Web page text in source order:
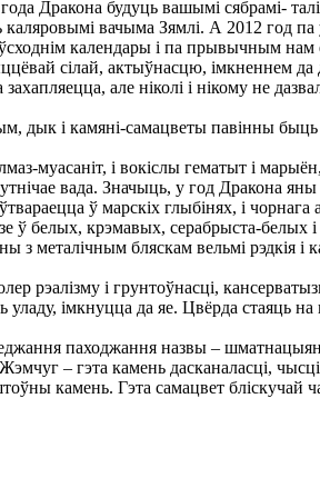
Дракона будуць вашымі сябрамі-
вачыма Зямлі. А 2012 год
календары і па прывычным нам
сілай, актыўнасцю, імкненнем
але ніколі і нікому не
дык і камяні-самацветы павінны
і вокіслы гематыт і
вада. Значыць, у год Дракона
ў марскіх глыбінях, і
белых, крэмавых, серабрыста-белых і
бляскам вельмі рэдкія і
рэалізму і грунтоўнасці,
імкнуцца да яе. Цвёрда стаяць
паходжання назвы –
– гэта камень дасканаласці,
камень. Гэта самацвет бліскучай